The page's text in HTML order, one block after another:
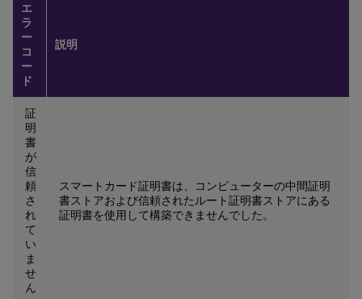
エ
ラ
ー
コ
ー
ド
説明
証
明
書
が
信
頼
さ
れ
て
い
ま
せ
ん
スマートカード証明書は、コンピューターの中間証明
書ストアおよび信頼されたルート証明書ストアにある
証明書を使用して構築できませんでした。